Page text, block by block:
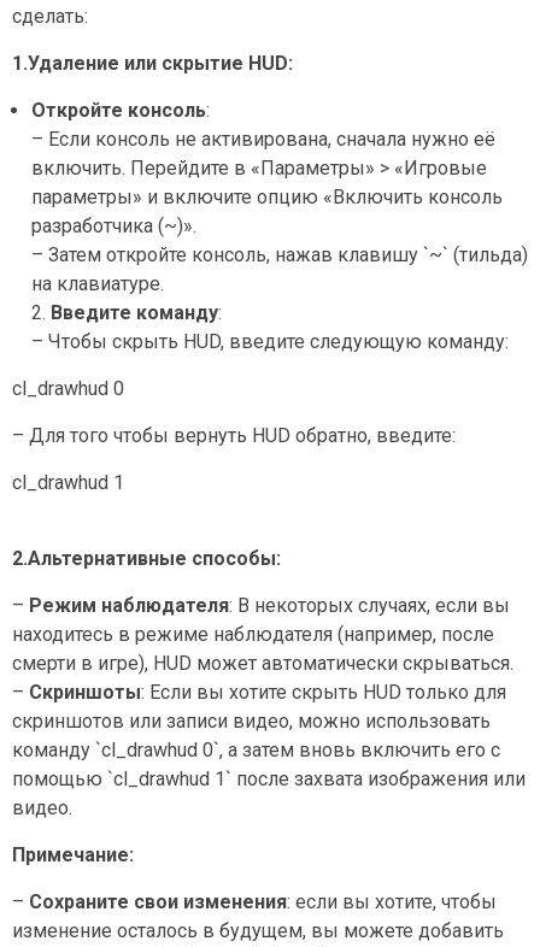
сделать:
1.Удаление или скрытие HUD:
Откройте консоль:
– Если консоль не активирована, сначала нужно её
включить. Перейдите в «Параметры» > «Игровые
параметры» и включите опцию «Включить консоль
разработчика (~)».
– Затем откройте консоль, нажав клавишу `~` (тильда)
на клавиатуре.
2. Введите команду:
– Чтобы скрыть HUD, введите следующую команду:
cl_drawhud 0
– Для того чтобы вернуть HUD обратно, введите:
cl_drawhud 1
2.Альтернативные способы:
– Режим наблюдателя: В некоторых случаях, если вы
находитесь в режиме наблюдателя (например, после
смерти в игре), HUD может автоматически скрываться.
– Скриншоты: Если вы хотите скрыть HUD только для
скриншотов или записи видео, можно использовать
команду `cl_drawhud 0`, а затем вновь включить его с
помощью `cl_drawhud 1` после захвата изображения или
видео.
Примечание:
– Сохраните свои изменения: если вы хотите, чтобы
изменение осталось в будущем, вы можете добавить